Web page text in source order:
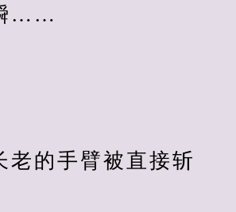
……
手臂被直接斩